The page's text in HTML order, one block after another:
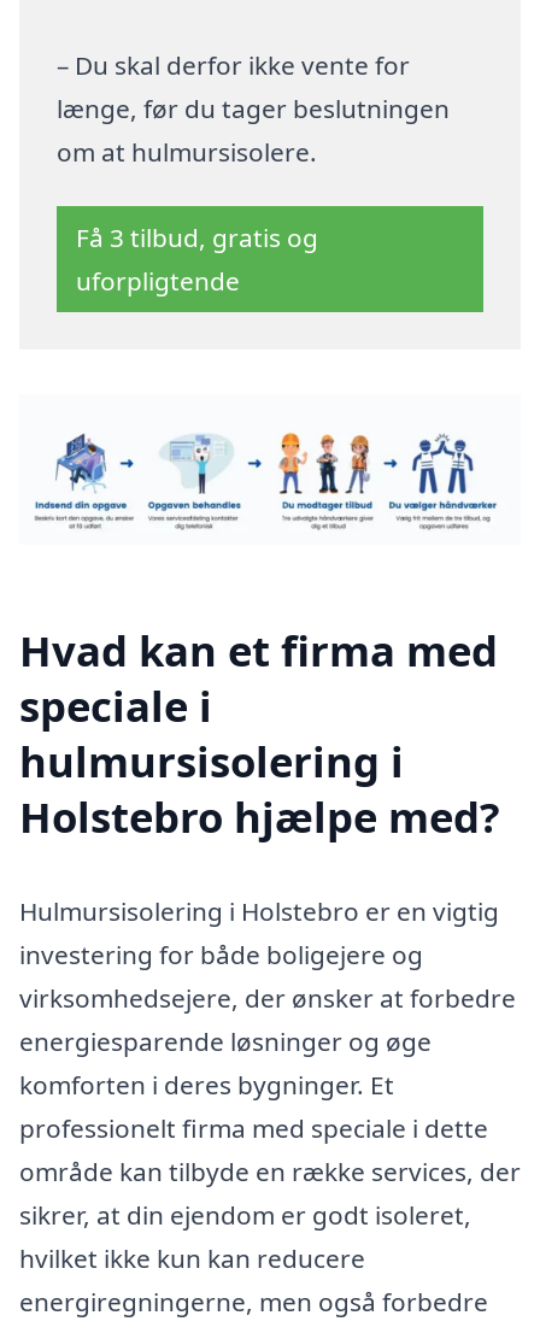
– Du skal derfor ikke vente for
længe, før du tager beslutningen
om at hulmursisolere.
Få 3 tilbud, gratis og
uforpligtende
Hvad kan et firma med
speciale i
hulmursisolering i
Holstebro hjælpe med?
Hulmursisolering i Holstebro er en vigtig
investering for både boligejere og
virksomhedsejere, der ønsker at forbedre
energiesparende løsninger og øge
komforten i deres bygninger. Et
professionelt firma med speciale i dette
område kan tilbyde en række services, der
sikrer, at din ejendom er godt isoleret,
hvilket ikke kun kan reducere
energiregningerne, men også forbedre